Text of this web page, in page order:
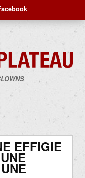
EFFIGIE